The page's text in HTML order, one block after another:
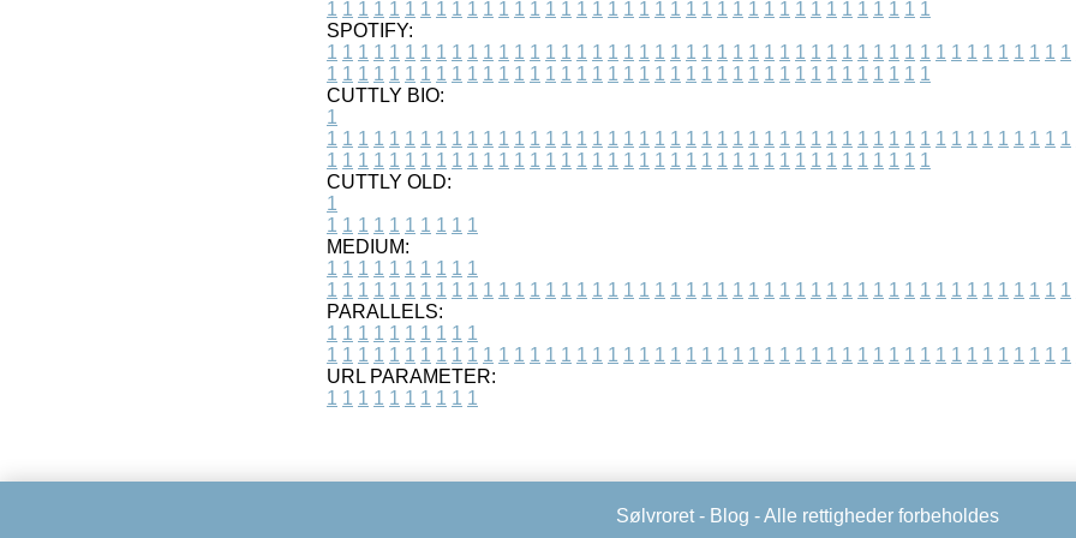
1 1 1 1 1 1 1 1 1 1 1 1 1 1 1 1 1 1 1 1 1 1 1 1 1 1 1 1 1 1 1 1 1 1 1 1 1 1 1
SPOTIFY:
1 1 1 1 1 1 1 1 1 1 1 1 1 1 1 1 1 1 1 1 1 1 1 1 1 1 1 1 1 1 1 1 1 1 1 1 1 1 1 1 1 1 1 1 1 1 1 1
1 1 1 1 1 1 1 1 1 1 1 1 1 1 1 1 1 1 1 1 1 1 1 1 1 1 1 1 1 1 1 1 1 1 1 1 1 1 1
CUTTLY BIO:
1
1 1 1 1 1 1 1 1 1 1 1 1 1 1 1 1 1 1 1 1 1 1 1 1 1 1 1 1 1 1 1 1 1 1 1 1 1 1 1 1 1 1 1 1 1 1 1 1
1 1 1 1 1 1 1 1 1 1 1 1 1 1 1 1 1 1 1 1 1 1 1 1 1 1 1 1 1 1 1 1 1 1 1 1 1 1 1
CUTTLY OLD:
1
1 1 1 1 1 1 1 1 1 1
MEDIUM:
1 1 1 1 1 1 1 1 1 1
1 1 1 1 1 1 1 1 1 1 1 1 1 1 1 1 1 1 1 1 1 1 1 1 1 1 1 1 1 1 1 1 1 1 1 1 1 1 1 1 1 1 1 1 1 1 1 1
PARALLELS:
1 1 1 1 1 1 1 1 1 1
1 1 1 1 1 1 1 1 1 1 1 1 1 1 1 1 1 1 1 1 1 1 1 1 1 1 1 1 1 1 1 1 1 1 1 1 1 1 1 1 1 1 1 1 1 1 1 1
URL PARAMETER:
1 1 1 1 1 1 1 1 1 1
Sølvroret - Blog - Alle rettigheder forbeholdes